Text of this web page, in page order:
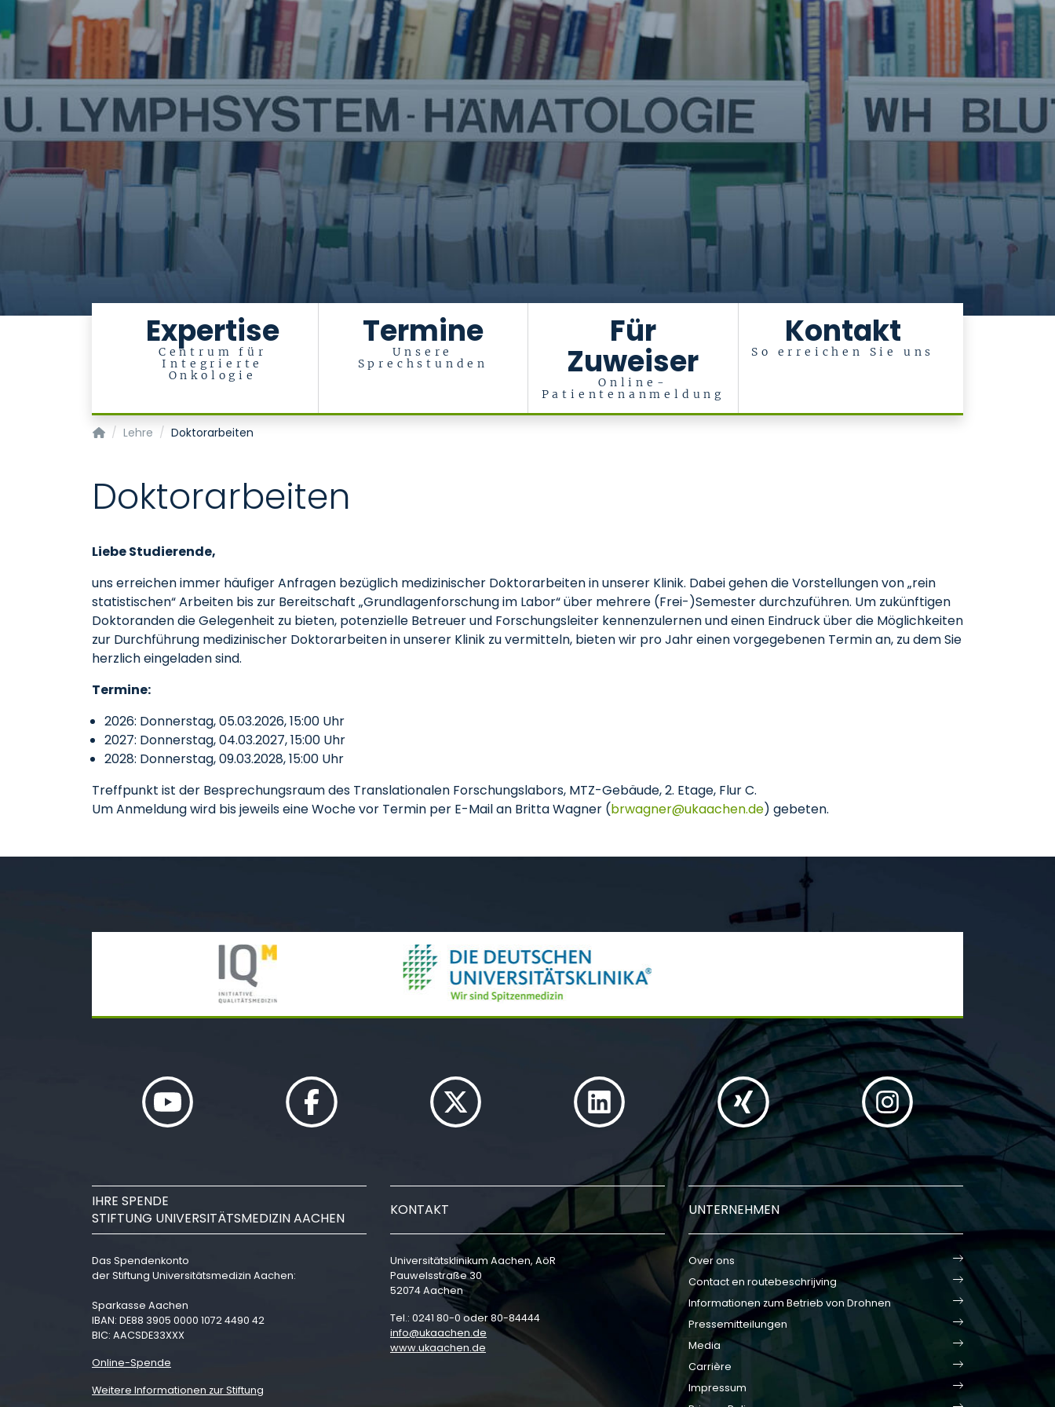
Expertise
Centrum für
Integrierte
Onkologie
Termine
Unsere
Sprechstunden
Für
Zuweiser
Online-
Patientenanmeldung
Kontakt
So erreichen Sie uns
Klinik für Hämatologie, Onkologie, Hämostaseologie und Stammzelltransplantation (Med. Klinik IV)
Lehre Doktorarbeiten
Doktorarbeiten
Liebe Studierende,
uns erreichen immer häufiger Anfragen bezüglich medizinischer Doktorarbeiten in unserer Klinik. Dabei gehen die Vorstellungen von „rein
statistischen“ Arbeiten bis zur Bereitschaft „Grundlagenforschung im Labor“ über mehrere (Frei-)Semester durchzuführen. Um zukünftigen
Doktoranden die Gelegenheit zu bieten, potenzielle Betreuer und Forschungsleiter kennenzulernen und einen Eindruck über die Möglichkeiten
zur Durchführung medizinischer Doktorarbeiten in unserer Klinik zu vermitteln, bieten wir pro Jahr einen vorgegebenen Termin an, zu dem Sie
herzlich eingeladen sind.
Termine:
2026: Donnerstag, 05.03.2026, 15:00 Uhr
2027: Donnerstag, 04.03.2027, 15:00 Uhr
2028: Donnerstag, 09.03.2028, 15:00 Uhr
Treffpunkt ist der Besprechungsraum des Translationalen Forschungslabors, MTZ-Gebäude, 2. Etage, Flur C.
Um Anmeldung wird bis jeweils eine Woche vor Termin per E-Mail an Britta Wagner (brwagner ukaachende) gebeten.
IHRE SPENDE
STIFTUNG UNIVERSITÄTSMEDIZIN AACHEN
Das Spendenkonto
der Stiftung Universitätsmedizin Aachen:
Sparkasse Aachen
IBAN: DE88 3905 0000 1072 4490 42
BIC: AACSDE33XXX
Online-Spende
Weitere Informationen zur Stiftung
KONTAKT
Universitätsklinikum Aachen, AöR
Pauwelsstraße 30
52074 Aachen
Tel.: 0241 80-0 oder 80-84444
info
ukaachen de
www.ukaachen.de
UNTERNEHMEN
Over ons
Contact en routebeschrijving
Informationen zum Betrieb von Drohnen
Pressemitteilungen
Media
Carrière
Impressum